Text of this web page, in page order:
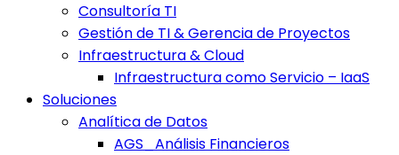
Consultoría TI
Gestión de TI & Gerencia de Proyectos
Infraestructura & Cloud
Infraestructura como Servicio – IaaS
Soluciones
Analítica de Datos
AGS_Análisis Financieros